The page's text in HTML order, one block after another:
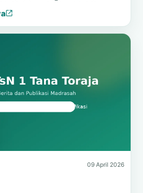
09 April 2026